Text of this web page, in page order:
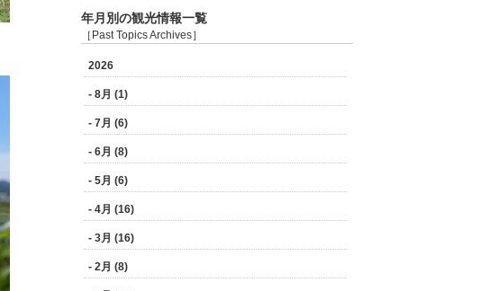
年月別の観光情報一覧
［Past Topics Archives］
2026
- 8月 (1)
- 7月 (6)
- 6月 (8)
- 5月 (6)
- 4月 (16)
- 3月 (16)
- 2月 (8)